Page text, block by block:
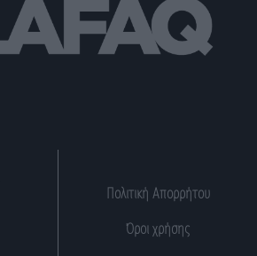
Πολιτική Απορρήτου
Όροι χρήσης